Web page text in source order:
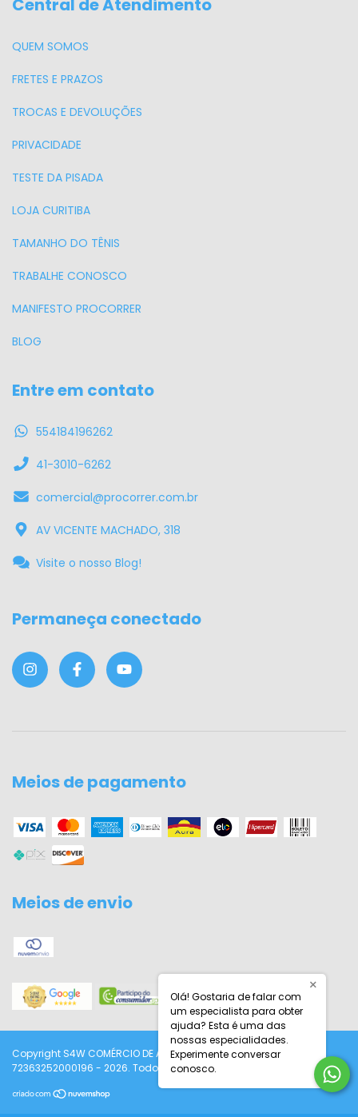
Olá! Gostaria de falar com
um especialista para obter
ajuda? Esta é uma das
nossas especialidades.
Experimente conversar
conosco.
×
Central de Atendimento
QUEM SOMOS
FRETES E PRAZOS
TROCAS E DEVOLUÇÕES
PRIVACIDADE
TESTE DA PISADA
LOJA CURITIBA
TAMANHO DO TÊNIS
TRABALHE CONOSCO
MANIFESTO PROCORRER
BLOG
Entre em contato
554184196262
41-3010-6262
comercial@procorrer.com.br
AV VICENTE MACHADO, 318
Visite o nosso Blog!
Permaneça conectado
Meios de pagamento
Meios de envio
Copyright S4W COMÉRCIO DE ARTIGOS ESPORTIVOS LTDA -
72363252000196 - 2026. Todos os direitos reservados.